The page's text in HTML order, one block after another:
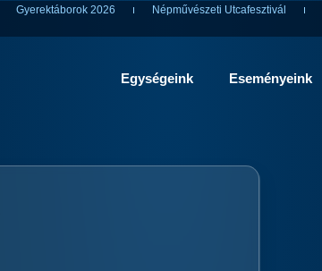
Gyerektáborok 2026 Népművészeti Utcafesztivál
Egységeink Eseményeink